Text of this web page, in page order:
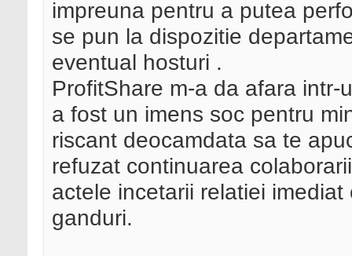
impreuna pentru a putea
se pun la dispozitie
eventual hosturi .
ProfitShare m-a da afara
a fost un imens soc pentru
riscant deocamdata sa te
refuzat continuarea
actele incetarii relatiei
ganduri.